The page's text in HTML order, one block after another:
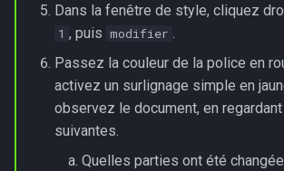
Ordre d'application des
sélecteurs
Les boîtes CSS...
Des boites !
Dans la fenêtre de style, cliquez
1 , puis modifier
Passez la couleur de la police en
activez un surlignage simple en
observez le document, en
suivantes.
Quelles parties ont été